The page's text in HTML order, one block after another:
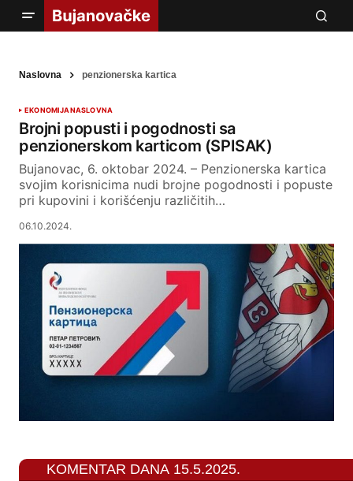
Naslovna penzionerska kartica
EKONOMIJANASLOVNA
Brojni popusti i pogodnosti sa
penzionerskom karticom (SPISAK)
Bujanovac, 6. oktobar 2024. – Penzionerska kartica
svojim korisnicima nudi brojne pogodnosti i popuste
pri kupovini i korišćenju različitih…
06.10.2024.
KOMENTAR DANA 15.5.2025.